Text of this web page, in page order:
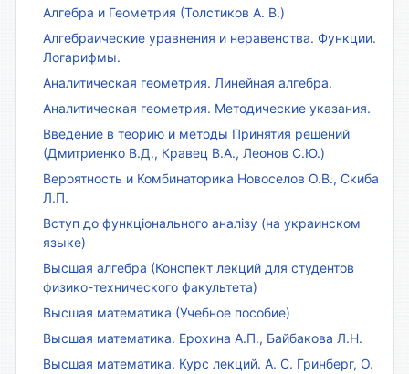
Алгебра и Геометрия (Толстиков А. В.)
Алгебраические уравнения и неравенства. Функции.
Логарифмы.
Аналитическая геометрия. Линейная алгебра.
Аналитическая геометрия. Методические указания.
Введение в теорию и методы Принятия решений
(Дмитриенко В.Д., Кравец В.А., Леонов С.Ю.)
Вероятность и Комбинаторика Новоселов О.В., Скиба
Л.П.
Вступ до функціонального аналізу (на украинском
языке)
Высшая алгебра (Конспект лекций для студентов
физико-технического факультета)
Высшая математика (Учебное пособие)
Высшая математика. Ерохина А.П., Байбакова Л.Н.
Высшая математика. Курс лекций. А. С. Гринберг, О.